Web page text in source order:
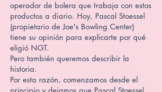
operador de bolera que trabaja con estos
productos a diario. Hoy, Pascal Stoessel
(propietario de Joe's Bowling Center)
tiene su opinión para explicarte por qué
eligió NGT.
Pero también queremos describir la
historia.
Por esta razón, comenzamos desde el